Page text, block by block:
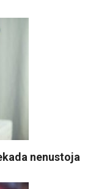
nenustoja